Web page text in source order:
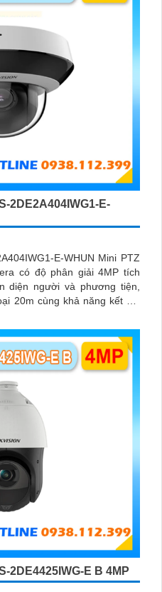
2DE2A404IWG1-E-
E-WHUN Mini PTZ
có độ phân giải 4MP tích
diện người và phương tiện,
20m cùng khả năng kết nối
2DE4425IWG-E B 4MP